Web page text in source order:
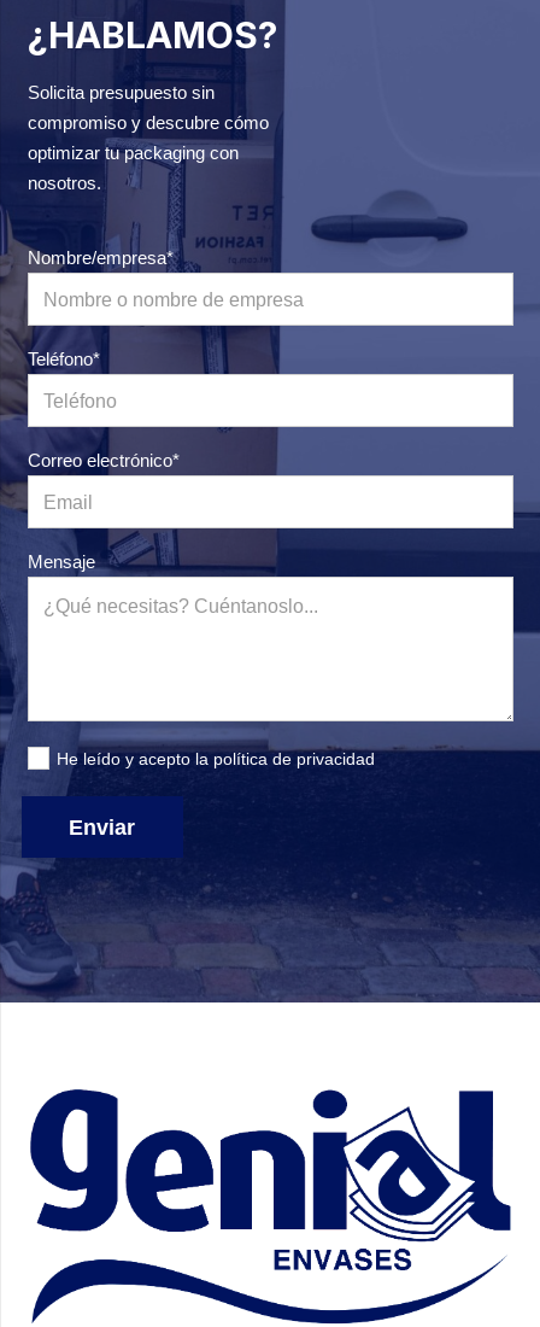
¿HABLAMOS?
Solicita presupuesto sin
compromiso y descubre cómo
optimizar tu packaging con
nosotros.
Nombre/empresa*
Teléfono*
Correo electrónico*
Mensaje
He leído y acepto la política de privacidad
Enviar